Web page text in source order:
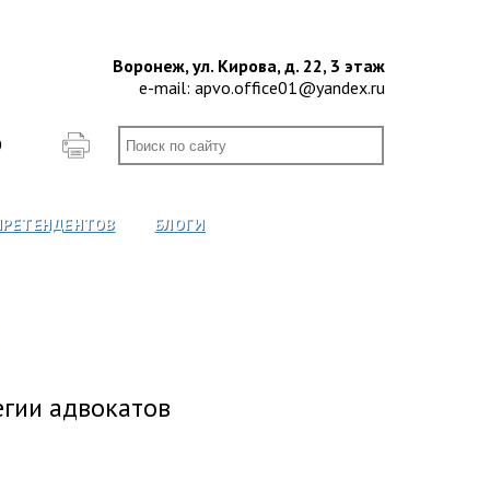
Воронеж, ул. Кирова, д. 22, 3 этаж
e-mail: apvo.office01@yandex.ru
БЛОГИ
адвокатов